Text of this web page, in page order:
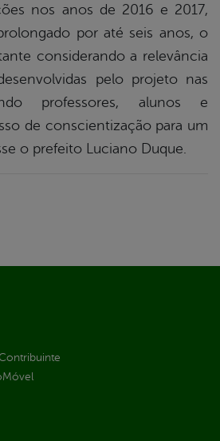
nos anos de 2016 e 2017,
por até seis anos, o
considerando a relevância
pelo projeto nas
professores, alunos e
de conscientização para um
o prefeito Luciano Duque.